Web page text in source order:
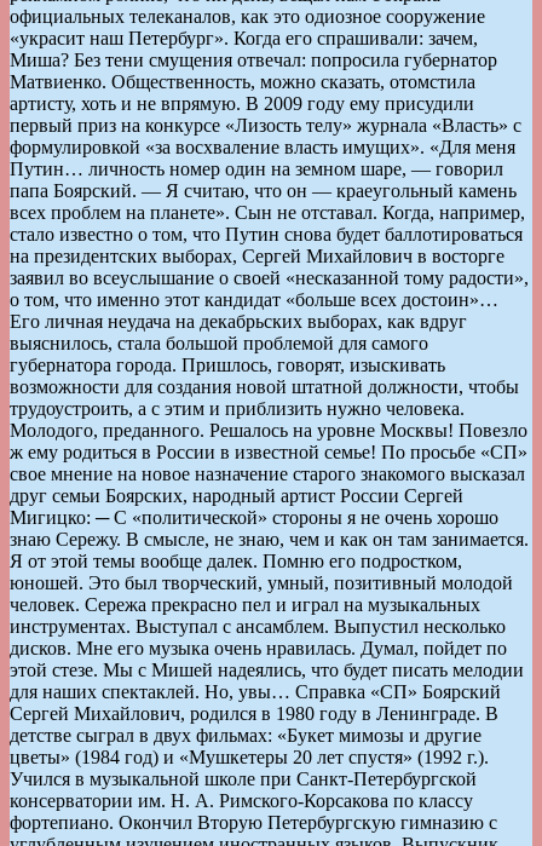
официальных телеканалов, как это одиозное сооружение
«украсит наш Петербург». Когда его спрашивали: зачем,
Миша? Без тени смущения отвечал: попросила губернатор
Матвиенко. Общественность, можно сказать, отомстила
артисту, хоть и не впрямую. В 2009 году ему присудили
первый приз на конкурсе «Лизость телу» журнала «Власть» с
формулировкой «за восхваление власть имущих». «Для меня
Путин… личность номер один на земном шаре, — говорил
папа Боярский. — Я считаю, что он — краеугольный камень
всех проблем на планете». Сын не отставал. Когда, например,
стало известно о том, что Путин снова будет баллотироваться
на президентских выборах, Сергей Михайлович в восторге
заявил во всеуслышание о своей «несказанной тому радости»,
о том, что именно этот кандидат «больше всех достоин»…
Его личная неудача на декабрьских выборах, как вдруг
выяснилось, стала большой проблемой для самого
губернатора города. Пришлось, говорят, изыскивать
возможности для создания новой штатной должности, чтобы
трудоустроить, а с этим и приблизить нужно человека.
Молодого, преданного. Решалось на уровне Москвы! Повезло
ж ему родиться в России в известной семье! По просьбе «СП»
свое мнение на новое назначение старого знакомого высказал
друг семьи Боярских, народный артист России Сергей
Мигицко: ─ С «политической» стороны я не очень хорошо
знаю Сережу. В смысле, не знаю, чем и как он там занимается.
Я от этой темы вообще далек. Помню его подростком,
юношей. Это был творческий, умный, позитивный молодой
человек. Сережа прекрасно пел и играл на музыкальных
инструментах. Выступал с ансамблем. Выпустил несколько
дисков. Мне его музыка очень нравилась. Думал, пойдет по
этой стезе. Мы с Мишей надеялись, что будет писать мелодии
для наших спектаклей. Но, увы… Справка «СП» Боярский
Сергей Михайлович, родился в 1980 году в Ленинграде. В
детстве сыграл в двух фильмах: «Букет мимозы и другие
цветы» (1984 год) и «Мушкетеры 20 лет спустя» (1992 г.).
Учился в музыкальной школе при Санкт-Петербургской
консерватории им. Н. А. Римского-Корсакова по классу
фортепиано. Окончил Вторую Петербургскую гимназию с